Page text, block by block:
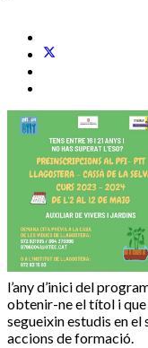
l’any d’inici del
obtenir-ne el títol i que
segueixin estudis en
accions de formació.